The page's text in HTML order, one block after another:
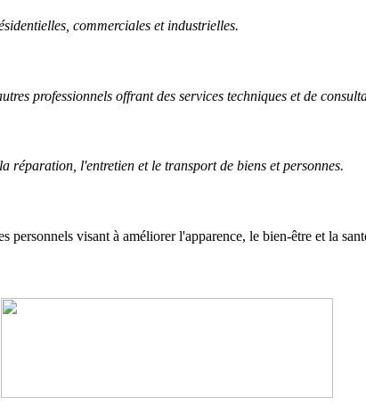
commerciales et industrielles.
professionnels offrant des services techniques et de
réparation, l'entretien et le transport de biens et personnes.
personnels visant à améliorer l'apparence, le bien-être et la